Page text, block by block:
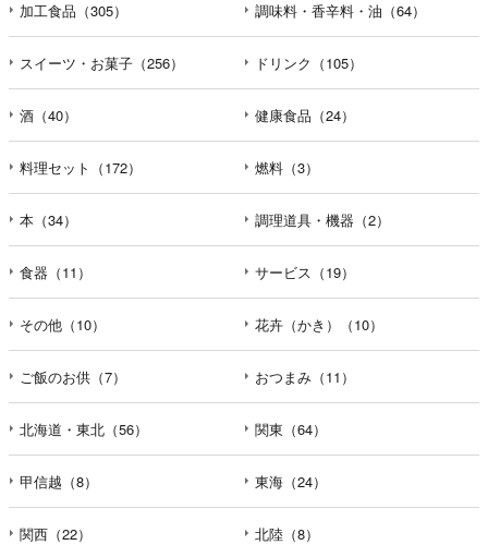
加工食品（305） 調味料・香辛料・油（64）
スイーツ・お菓子（256） ドリンク（105）
酒（40） 健康食品（24）
料理セット（172） 燃料（3）
本（34） 調理道具・機器（2）
食器（11） サービス（19）
その他（10） 花卉（かき）（10）
ご飯のお供（7） おつまみ（11）
北海道・東北（56） 関東（64）
甲信越（8） 東海（24）
関西（22） 北陸（8）